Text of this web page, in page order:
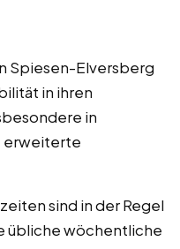
Spiesen-Elversberg
in ihren
in
erweiterte
sind in der Regel
übliche wöchentliche